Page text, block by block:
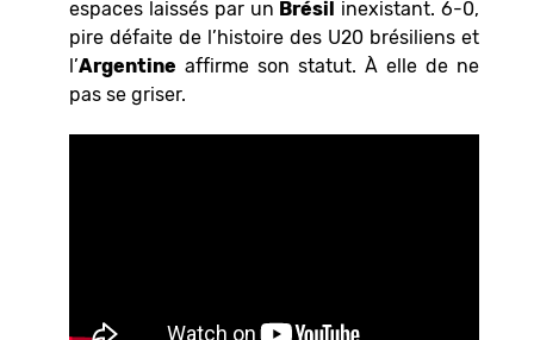
espaces laissés par un Brésil
inexistant. 6-0,
pire défaite de l’histoire des U20 brésiliens et
l’Argentine affirme son statut. À elle de ne
pas se griser.